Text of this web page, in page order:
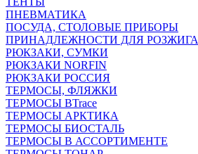
ПНЕВМАТИКА
ПОСУДА, СТОЛОВЫЕ ПРИБОРЫ
ПРИНАДЛЕЖНОСТИ ДЛЯ РОЗЖИГА
РЮКЗАКИ, СУМКИ
РЮКЗАКИ NORFIN
РЮКЗАКИ РОССИЯ
ТЕРМОСЫ, ФЛЯЖКИ
ТЕРМОСЫ BTrace
ТЕРМОСЫ АРКТИКА
ТЕРМОСЫ БИОСТАЛЬ
ТЕРМОСЫ В АССОРТИМЕНТЕ